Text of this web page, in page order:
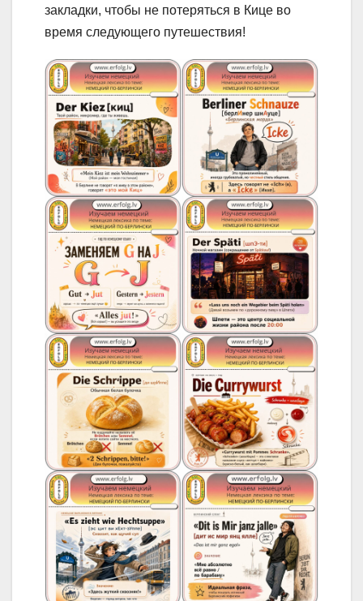
закладки, чтобы не потеряться в Кице во
время следующего путешествия!